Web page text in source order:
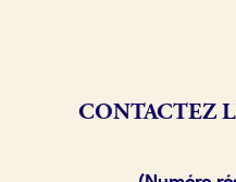
CONTACTEZ